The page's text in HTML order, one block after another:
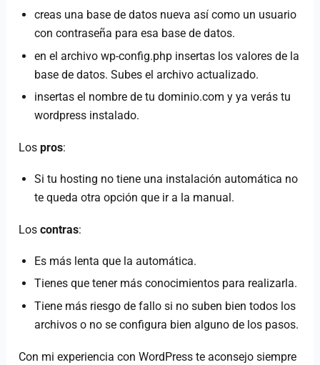
creas una base de datos nueva así como un usuario
con contraseña para esa base de datos.
en el archivo wp-config.php insertas los valores de la
base de datos. Subes el archivo actualizado.
insertas el nombre de tu dominio.com y ya verás tu
wordpress instalado.
Lospros:
Si tu hosting no tiene una instalación automática no
te queda otra opción que ir a la manual.
Loscontras:
Es más lenta que la automática.
Tienes que tener más conocimientos para realizarla.
Tiene más riesgo de fallo si no suben bien todos los
archivos o no se configura bien alguno de los pasos.
Con mi experiencia con WordPress te aconsejo siempre